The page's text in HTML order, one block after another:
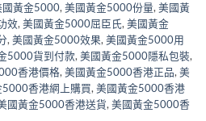
國黃金5000,美國黃金5000份量,美國黃
效,美國黃金5000屈臣氏,美國黃金
,美國黃金5000效果,美國黃金5000用
5000貨到付款,美國黃金5000隱私包裝,
香港價格,美國黃金5000香港正品,美
5000香港網上購買,美國黃金5000香港
國黃金5000香港送貨,美國黃金5000香